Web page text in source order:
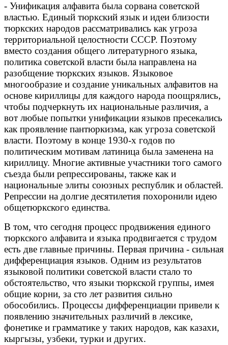
- Унификация алфавита была сорвана советской
властью. Единый тюркский язык и идеи близости
тюркских народов рассматривались как угроза
территориальной целостности СССР. Поэтому
вместо создания общего литературного языка,
политика советской власти была направлена на
разобщение тюркских языков. Языковое
многообразие и создание уникальных алфавитов на
основе кириллицы для каждого народа поощрялись,
чтобы подчеркнуть их национальные различия, а
вот любые попытки унификации языков пресекались
как проявление пантюркизма, как угроза советской
власти. Поэтому в конце 1930-х годов по
политическим мотивам латиница была заменена на
кириллицу. Многие активные участники того самого
съезда были репрессированы, также как и
национальные элиты союзных республик и областей.
Репрессии на долгие десятилетия похоронили идею
общетюркского единства.
В том, что сегодня процесс продвижения единого
тюркского алфавита и языка продвигается с трудом
есть две главные причины. Первая причина - сильная
дифференциация языков. Одним из результатов
языковой политики советской власти стало то
обстоятельство, что языки тюркской группы, имея
общие корни, за сто лет развития сильно
обособились. Процессы дифференциации привели к
появлению значительных различий в лексике,
фонетике и грамматике у таких народов, как казахи,
кыргызы, узбеки, турки и других.